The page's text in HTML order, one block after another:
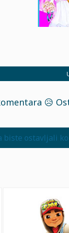
😥
biste ostavljali